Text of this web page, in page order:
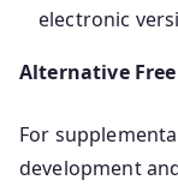
electronic
Alternative Free
For
development